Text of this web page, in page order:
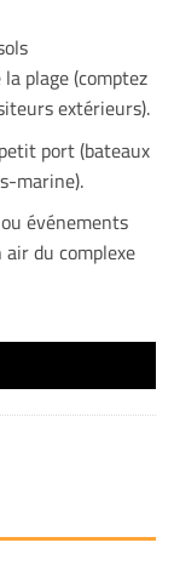
plage (comptez
extérieurs).
port (bateaux
marine).
événements
du complexe